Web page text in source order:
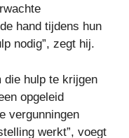
hand tijdens hun
nodig”, zegt hij.
die hulp te krijgen
opgeleid
vergunningen
werkt”, voegt